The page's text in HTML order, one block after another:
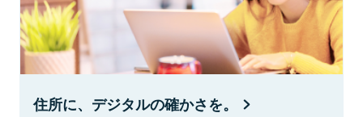
住所に、デジタルの確かさを。